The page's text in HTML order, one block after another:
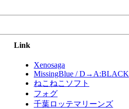
Link
Xenosaga
MissingBlue / D→A:BLACK
ねこねこソフト
フォグ
千葉ロッテマリーンズ